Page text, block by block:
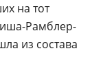
на тот
Рамблер-
из состава